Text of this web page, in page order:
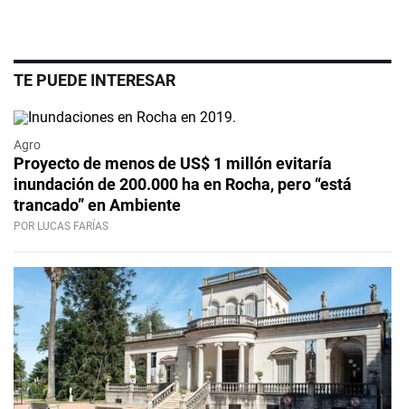
TE PUEDE INTERESAR
Agro
Proyecto de menos de US$ 1 millón evitaría
inundación de 200.000 ha en Rocha, pero “está
trancado” en Ambiente
POR LUCAS FARÍAS